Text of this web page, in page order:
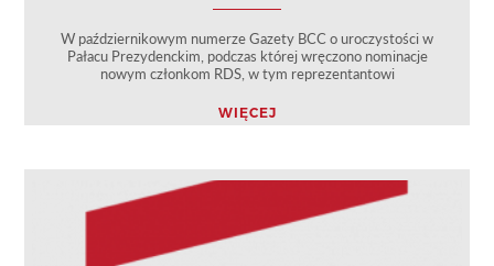
W październikowym numerze Gazety BCC o uroczystości w
Pałacu Prezydenckim, podczas której wręczono nominacje
nowym członkom RDS, w tym reprezentantowi
WIĘCEJ